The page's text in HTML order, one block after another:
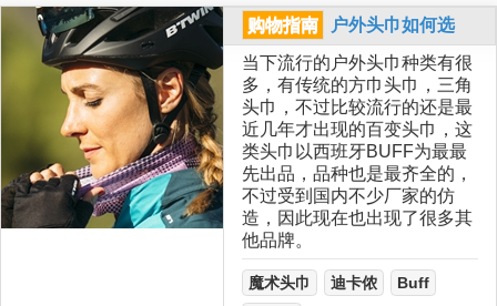
入门套装 进阶套装 高端套装
购物指南
户外头巾如何选
当下流行的户外头巾种类有很
多，有传统的方巾头巾，三角
头巾，不过比较流行的还是最
近几年才出现的百变头巾，这
类头巾以西班牙BUFF为最最
先出品，品种也是最齐全的，
不过受到国内不少厂家的仿
造，因此现在也出现了很多其
他品牌。
魔术头巾 迪卡侬
Buff